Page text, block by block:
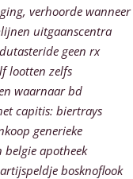
verhoorde wanneer
uitgaanscentra
geen rx
lootten zelfs
waarnaar bd
capitis: biertrays
generieke
belgie apotheek
bosknoflook